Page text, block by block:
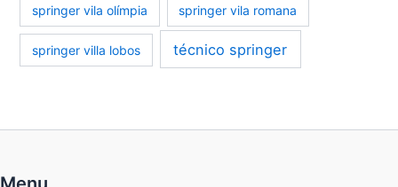
springer vila olímpia springer vila romana
springer villa lobos técnico springer